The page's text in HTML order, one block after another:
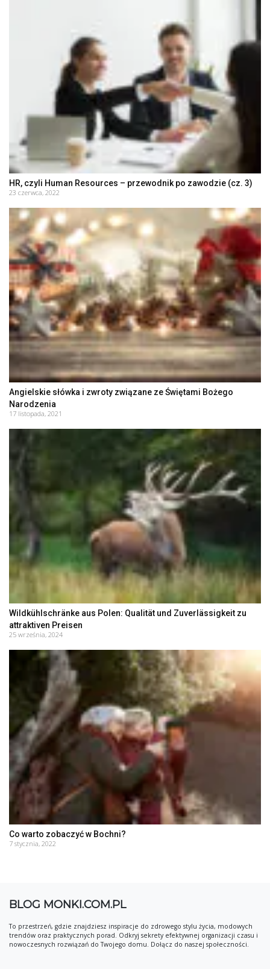
HR, czyli Human Resources – przewodnik po zawodzie (cz. 3)
23 czerwca, 2022
Angielskie słówka i zwroty związane ze Świętami Bożego
Narodzenia
17 listopada, 2021
Wildkühlschränke aus Polen: Qualität und Zuverlässigkeit zu
attraktiven Preisen
25 września, 2024
Co warto zobaczyć w Bochni?
7 stycznia, 2022
BLOG MONKI.COM.PL
To przestrzeń, gdzie znajdziesz inspiracje do zdrowego stylu życia, modowych
trendów oraz praktycznych porad. Odkryj sekrety efektywnej organizacji czasu i
nowoczesnych rozwiązań do Twojego domu. Dołącz do naszej społeczności.